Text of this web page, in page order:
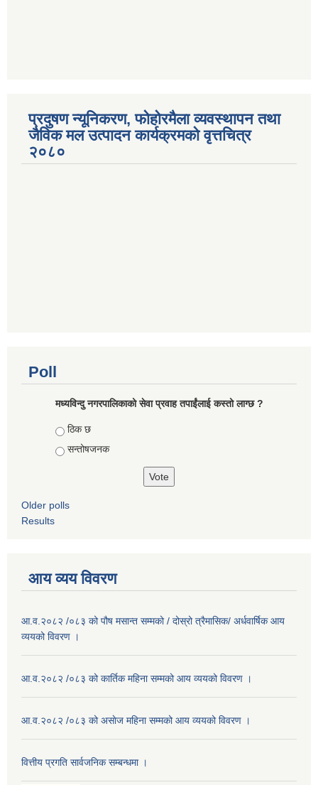
प्रदुषण न्यूनिकरण, फोहोरमैला व्यवस्थापन तथा
जैविक मल उत्पादन कार्यक्रमको वृत्तचित्र
२०८०
Poll
मध्यविन्दु नगरपालिकाको सेवा प्रवाह तपाईंलाई कस्तो लाग्छ ?
Choices
ठिक छ
सन्तोषजनक
Older polls
Results
आय व्यय विवरण
आ.व.२०८२ /०८३ को पौष मसान्त सम्मको / दोस्रो त्रैमासिक/ अर्धवार्षिक आय
व्ययको विवरण ।
आ.व.२०८२ /०८३ को कार्तिक महिना सम्मको आय व्ययको विवरण ।
आ.व.२०८२ /०८३ को असाेज महिना सम्मको आय व्ययको विवरण ।
वित्तीय प्रगति सार्वजनिक सम्बन्धमा ।